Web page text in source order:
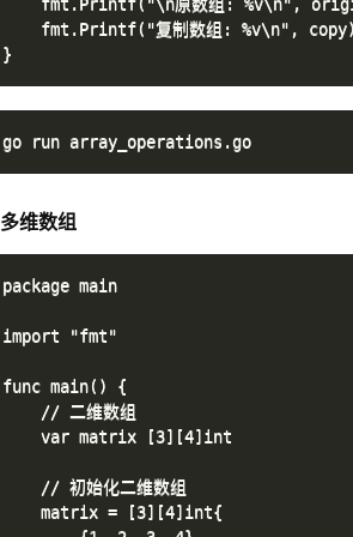
    fmt.Printf("复制数组: %v\n", copy)
多维数组
package main
import "fmt"
func main() {
    // 二维数组
    var matrix [3][4]int
    // 初始化二维数组
    matrix = [3][4]int{